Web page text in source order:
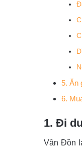
5. Ăn
6.
1. Đi
Vân Đồn